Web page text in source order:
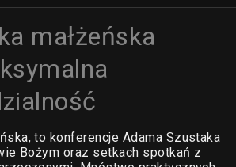
małżeńska
to konferencje Adama Szustaka
Bożym oraz setkach spotkań z